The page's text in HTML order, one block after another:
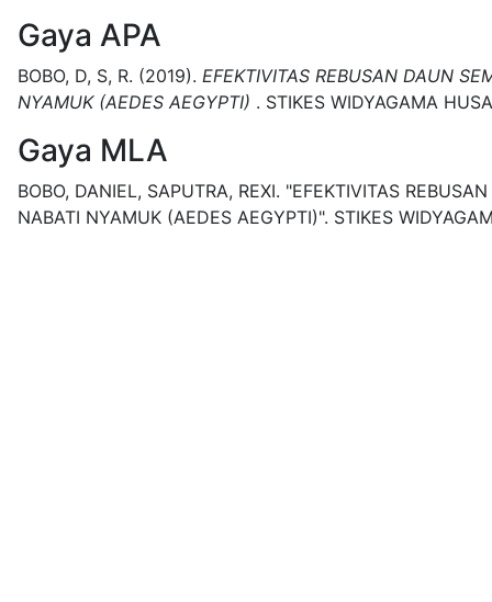
Gaya APA
BOBO, D, S, R. (2019). EFEKTIVITAS REBUSAN DAUN
NYAMUK (AEDES AEGYPTI) . STIKES WIDYAGAMA
Gaya MLA
BOBO, DANIEL, SAPUTRA, REXI. "EFEKTIVITAS
NABATI NYAMUK (AEDES AEGYPTI)". STIKES